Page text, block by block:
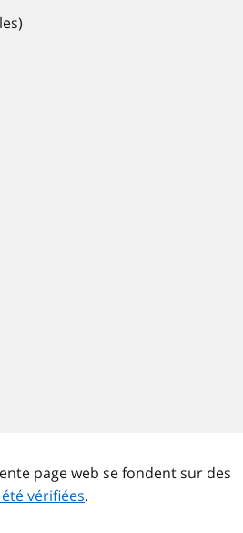
page web se fondent sur des
vérifiées.